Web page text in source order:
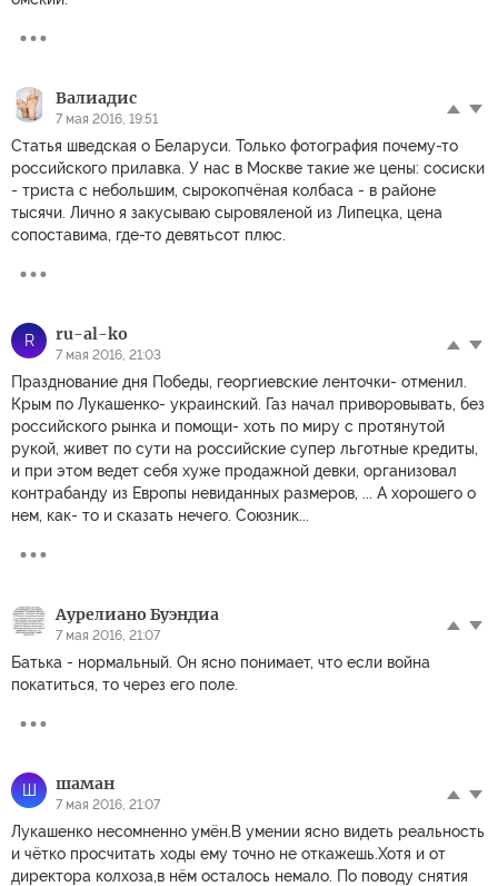
Валиадис
7 мая 2016, 19:51
Статья шведская о Беларуси. Только фотография почему-то
российского прилавка. У нас в Москве такие же цены: сосиски
- триста с небольшим, сырокопчёная колбаса - в районе
тысячи. Лично я закусываю сыровяленой из Липецка, цена
сопоставима, где-то девятьсот плюс.
R ru-al-ko
7 мая 2016, 21:03
Празднование дня Победы, георгиевские ленточки- отменил.
Крым по Лукашенко- украинский. Газ начал приворовывать, без
российского рынка и помощи- хоть по миру с протянутой
рукой, живет по сути на российские супер льготные кредиты,
и при этом ведет себя хуже продажной девки, организовал
контрабанду из Европы невиданных размеров, ... А хорошего о
нем, как- то и сказать нечего. Союзник...
Аурелиано Буэндиа
7 мая 2016, 21:07
Батька - нормальный. Он ясно понимает, что если война
покатиться, то через его поле.
Ш шаман
7 мая 2016, 21:07
Лукашенко несомненно умён.В умении ясно видеть реальность
и чётко просчитать ходы ему точно не откажешь.Хотя и от
директора колхоза,в нём осталось немало. По поводу снятия